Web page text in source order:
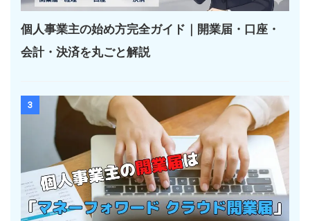
個人事業主の始め方完全ガイド｜開業届・口座・
会計・決済を丸ごと解説
3